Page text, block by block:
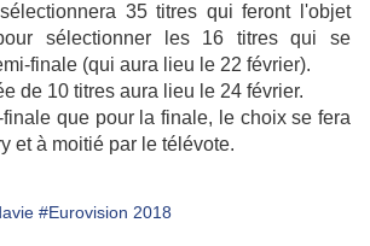
35 titres qui feront l'objet
sélectionner les 16 titres qui se
finale (qui aura lieu le 22 février).
de 10 titres aura lieu le 24 février.
que pour la finale, le choix se fera
et à moitié par le télévote.
#Eurovision 2018